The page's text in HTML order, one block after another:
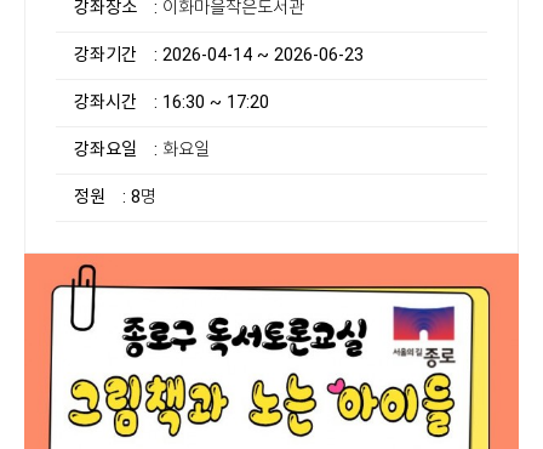
강좌장소 : 이화마을작은도서관
강좌기간 : 2026-04-14 ~ 2026-06-23
강좌시간 : 16:30 ~ 17:20
강좌요일 : 화요일
정원 : 8명